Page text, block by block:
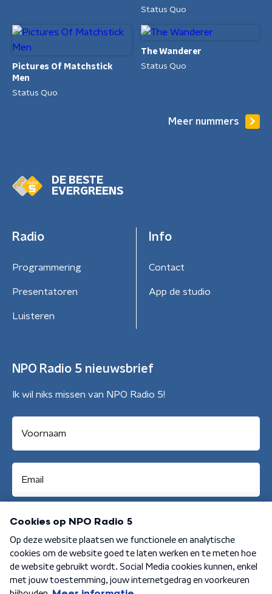
Status Quo
Pictures Of Matchstick
Men
Status Quo
The Wanderer
Status Quo
Meer nummers
DE BESTE
EVERGREENS
Radio
Programmering
Presentatoren
Luisteren
Info
Contact
App de studio
NPO Radio 5 nieuwsbrief
Ik wil niks missen van NPO Radio 5!
Aanmelden
Algemene voorwaarden